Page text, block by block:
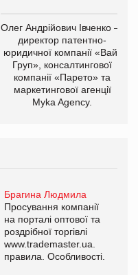
Олег Андрійович Івченко —
директор патентно-
юридичної компанії «Вайз
Груп», консалтингової
компанії «Парето» та
маркетингової агенції
Myka Agency.
Брагина Людмила
Просування компанії
на порталі оптової та
роздрібної торгівлі
www.trademaster.ua.
правила. Особливості.